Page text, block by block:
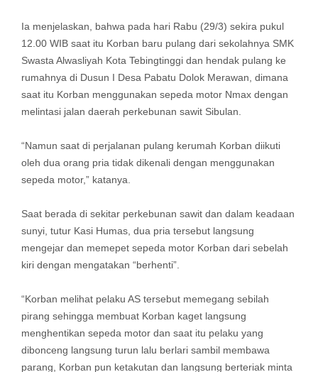
Ia menjelaskan, bahwa pada hari Rabu (29/3) sekira pukul
12.00 WIB saat itu Korban baru pulang dari sekolahnya SMK
Swasta Alwasliyah Kota Tebingtinggi dan hendak pulang ke
rumahnya di Dusun I Desa Pabatu Dolok Merawan, dimana
saat itu Korban menggunakan sepeda motor Nmax dengan
melintasi jalan daerah perkebunan sawit Sibulan.
“Namun saat di perjalanan pulang kerumah Korban diikuti
oleh dua orang pria tidak dikenali dengan menggunakan
sepeda motor,” katanya.
Saat berada di sekitar perkebunan sawit dan dalam keadaan
sunyi, tutur Kasi Humas, dua pria tersebut langsung
mengejar dan memepet sepeda motor Korban dari sebelah
kiri dengan mengatakan “berhenti”.
“Korban melihat pelaku AS tersebut memegang sebilah
pirang sehingga membuat Korban kaget langsung
menghentikan sepeda motor dan saat itu pelaku yang
dibonceng langsung turun lalu berlari sambil membawa
parang, Korban pun ketakutan dan langsung berteriak minta